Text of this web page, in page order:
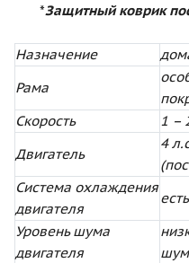
*Защитный коврик
Назначение
Рама
Скорость
1 –
Двигатель
4
Система охлаждения
двигателя
Уровень шума
двигателя